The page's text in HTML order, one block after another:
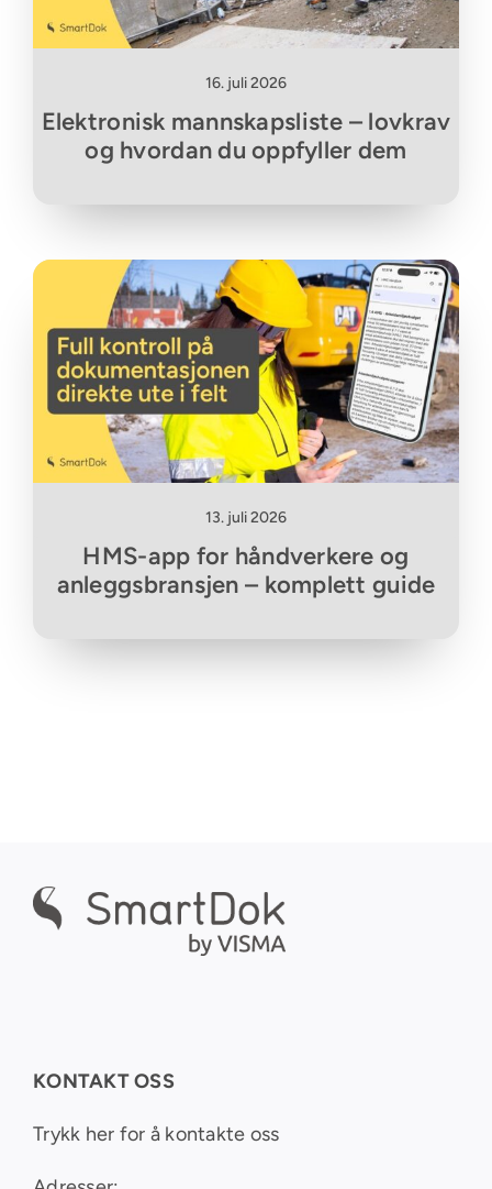
16. juli 2026
Elektronisk mannskapsliste – lovkrav
og hvordan du oppfyller dem
13. juli 2026
HMS-app for håndverkere og
anleggsbransjen – komplett guide
KONTAKT OSS
Trykk her for å kontakte oss